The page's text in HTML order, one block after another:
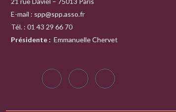
E-mail : spp@spp.asso.fr
Tél. : 01 43 29 66 70
Présidente : Emmanuelle Chervet